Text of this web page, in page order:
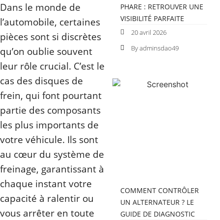
Dans le monde de
l’automobile, certaines
pièces sont si discrètes
qu’on oublie souvent
leur rôle crucial. C’est le
cas des disques de
frein, qui font pourtant
partie des composants
les plus importants de
votre véhicule. Ils sont
au cœur du système de
freinage, garantissant à
chaque instant votre
capacité à ralentir ou
vous arrêter en toute
PHARE : RETROUVER UNE
VISIBILITÉ PARFAITE
20 avril 2026
By adminsdao49
COMMENT CONTRÔLER
UN ALTERNATEUR ? LE
GUIDE DE DIAGNOSTIC